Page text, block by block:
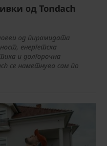
од Tondach
од пирамидата
енергетска
и долгорочна
се наметнува сам по